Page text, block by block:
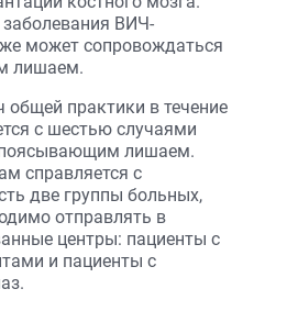
ВИЧ-
может сопровождаться
лишаем.
общей практики в течение
с шестью случаями
лишаем.
справляется с
две группы больных,
отправлять в
центры: пациенты с
и пациенты с